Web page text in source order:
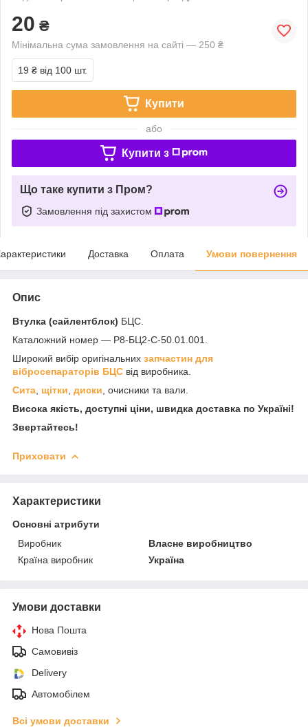
20 ₴
Мінімальна сума замовлення на сайті — 250 ₴
19 ₴ від 100 шт.
Купити
або
Купити з
Що таке купити з Пром?
Замовлення під захистом
Доставка Оплата Умови повернення
Опис
Втулка (сайлентблок) БЦС.
Каталожний номер — Р8-БЦ2-С-50.01.001.
Широкий вибір оригінальних запчастин для
вібросепараторів БЦС від виробника.
Сита щітки диски , очисники та вали.
Висока якість, доступні ціни, швидка доставка по Україні!
Звертайтесь!
Приховати
Характеристики
Основні атрибути
Виробник
Власне виробництво
Країна виробник
Україна
Умови доставки
Нова Пошта
Самовивіз
Delivery
Автомобілем
Всі умови доставки